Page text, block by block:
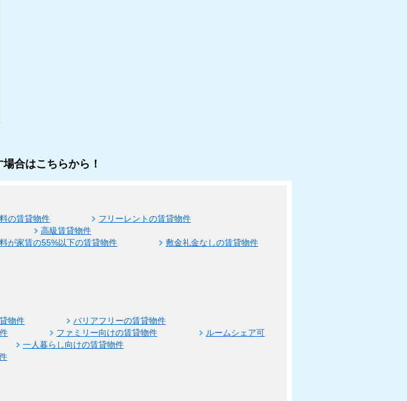
合はこちらから！
の賃貸物件
フリーレントの賃貸物件
高級賃貸物件
が家賃の55%以下の賃貸物件 敷金礼金なしの賃貸物件
物件
バリアフリーの賃貸物件
ファミリー向けの賃貸物件
ルームシェア可
一人暮らし向けの賃貸物件